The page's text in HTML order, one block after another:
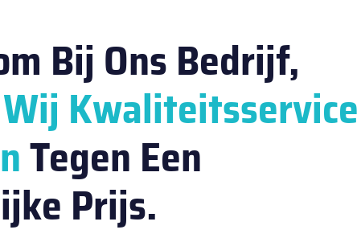
Bij Ons Bedrijf,
Wij Kwaliteitsservice
Tegen Een
Prijs.